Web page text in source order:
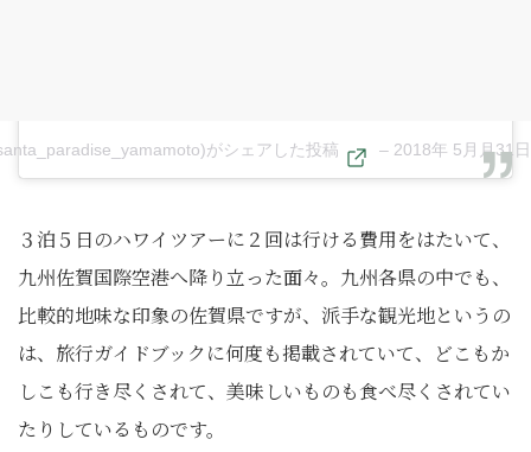
がシェアした投稿 – 2018年 5月月31
３泊５日のハワイツアーに２回は行ける費用をはたいて、
九州佐賀国際空港へ降り立った面々。九州各県の中でも、
比較的地味な印象の佐賀県ですが、派手な観光地というの
は、旅行ガイドブックに何度も掲載されていて、どこもか
しこも行き尽くされて、美味しいものも食べ尽くされてい
たりしているものです。